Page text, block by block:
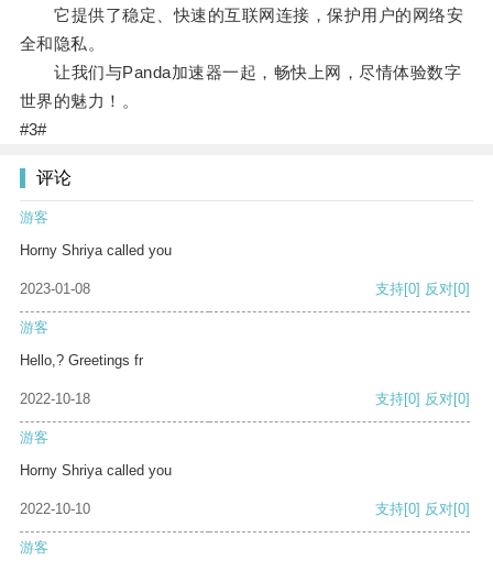
它提供了稳定、快速的互联网连接，保护用户的网络安
全和隐私。
让我们与Panda加速器一起，畅快上网，尽情体验数字
世界的魅力！。
#3#
评论
游客
Horny Shriya called you
2023-01-08 支持[0] 反对[0]
游客
Hello,? Greetings fr
2022-10-18 支持[0] 反对[0]
游客
Horny Shriya called you
2022-10-10 支持[0] 反对[0]
游客